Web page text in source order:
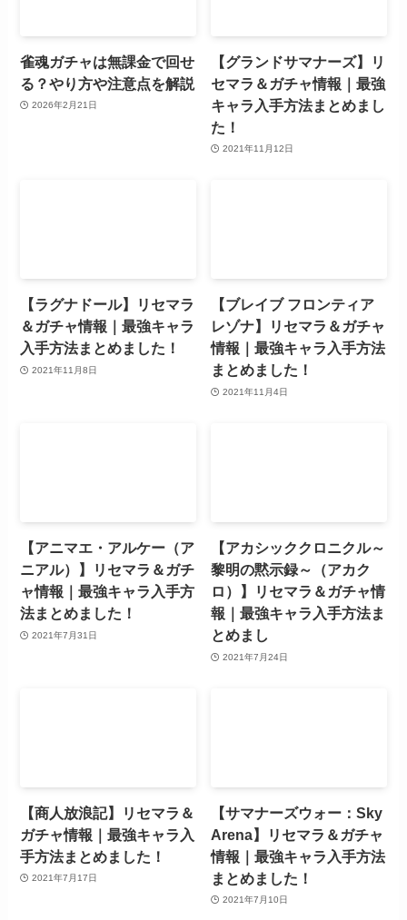
雀魂ガチャは無課金で回せ
る？やり方や注意点を解説
2026年2月21日
【グランドサマナーズ】リ
セマラ＆ガチャ情報｜最強
キャラ入手方法まとめまし
た！
2021年11月12日
【ラグナドール】リセマラ
＆ガチャ情報｜最強キャラ
入手方法まとめました！
2021年11月8日
【ブレイブ フロンティア
レゾナ】リセマラ＆ガチャ
情報｜最強キャラ入手方法
まとめました！
2021年11月4日
【アニマエ・アルケー（ア
ニアル）】リセマラ＆ガチ
ャ情報｜最強キャラ入手方
法まとめました！
2021年7月31日
【アカシッククロニクル～
黎明の黙示録～（アカク
ロ）】リセマラ＆ガチャ情
報｜最強キャラ入手方法ま
とめまし
2021年7月24日
【商人放浪記】リセマラ＆
ガチャ情報｜最強キャラ入
手方法まとめました！
2021年7月17日
【サマナーズウォー：Sky
Arena】リセマラ＆ガチャ
情報｜最強キャラ入手方法
まとめました！
2021年7月10日